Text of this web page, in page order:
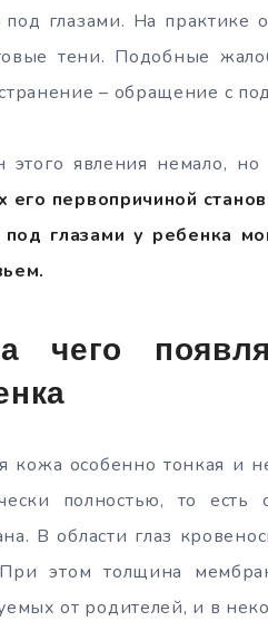
глазами. На практике
тени. Подобные
– обращение с
этого явления немало,
его первопричиной
под глазами у ребенка
чего
кожа особенно тонкая и
полностью, то
В области глаз
этом толщина
от родителей, и в